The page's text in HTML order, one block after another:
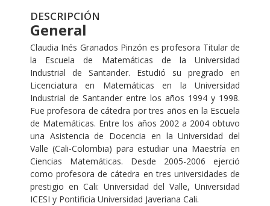
DESCRIPCIÓN
General
Claudia Inés Granados Pinzón es profesora Titular de
la Escuela de Matemáticas de la Universidad
Industrial de Santander. Estudió su pregrado en
Licenciatura en Matemáticas en la Universidad
Industrial de Santander entre los años 1994 y 1998.
Fue profesora de cátedra por tres años en la Escuela
de Matemáticas. Entre los años 2002 a 2004 obtuvo
una Asistencia de Docencia en la Universidad del
Valle (Cali-Colombia) para estudiar una Maestría en
Ciencias Matemáticas. Desde 2005-2006 ejerció
como profesora de cátedra en tres universidades de
prestigio en Cali: Universidad del Valle, Universidad
ICESI y Pontificia Universidad Javeriana Cali.